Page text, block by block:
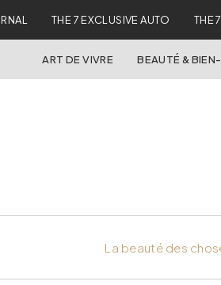
THE 7 EXCLUSIVE AUTO THE
ART DE VIVRE BEAUTÉ &
La beauté des